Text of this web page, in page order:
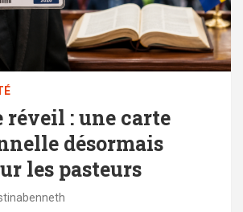
réveil : une carte
désormais
les pasteurs